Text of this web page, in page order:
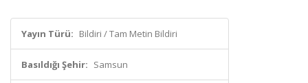
Yayın Türü: Bildiri / Tam Metin Bildiri
Basıldığı Şehir: Samsun